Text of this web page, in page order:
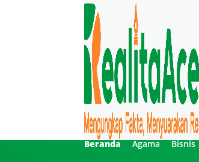
Beranda Agama Bisnis